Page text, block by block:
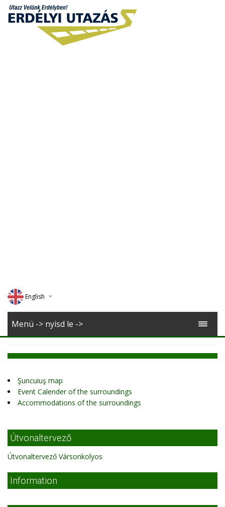
English
Deutsch
Menü -> nyisd le ->
Şuncuiuş map
Event Calender of the surroundings
Accommodations of the surroundings
Útvonaltervező
Útvonaltervező Vársonkolyos
Information